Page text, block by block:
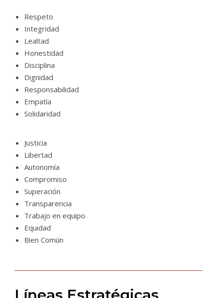
Respeto
Integridad
Lealtad
Honestidad
Disciplina
Dignidad
Responsabilidad
Empatía
Solidaridad
Justicia
Libertad
Autonomía
Compromiso
Superación
Transparencia
Trabajo en equipo
Equidad
Bien Común